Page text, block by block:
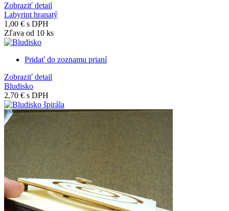
Zobraziť detail
Labyrint hranatý
1,00 € s DPH
Zľava od 10 ks
Pridať do zoznamu prianí
Zobraziť detail
Bludisko
2,70 € s DPH